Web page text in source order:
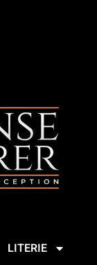
LITERIE